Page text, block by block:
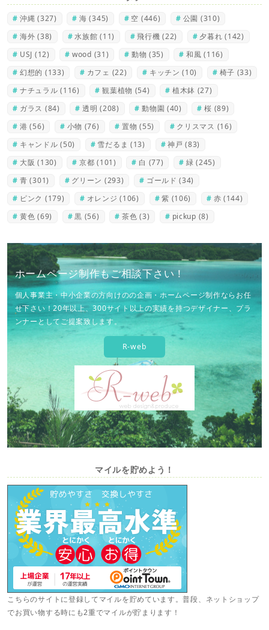
沖縄 (327) 海 (345) 空 (446) 公園 (310)
海外 (38) 水族館 (11) 飛行機 (22) 夕暮れ (142)
USJ (12) wood (31) 動物 (35) 和風 (116)
幻想的 (133) カフェ (22) キッチン (10) 椅子 (33)
ナチュラル (116) 観葉植物 (54) 植木鉢 (27)
ガラス (84) 透明 (208) 動物園 (40) 桜 (89)
港 (56) 小物 (76) 置物 (55) クリスマス (16)
キャンドル (50) 雪だるま (13) 神戸 (83)
大阪 (130) 京都 (101) 白 (77) 緑 (245)
青 (301) グリーン (293) ゴールド (34)
ピンク (179) オレンジ (106) 紫 (106) 赤 (144)
黄色 (69) 黒 (56) 茶色 (3) pickup (8)
ホームページ制作もご相談下さい！
個人事業主・中小企業の方向けのの企画・ホームページ制作ならお任
せ下さい！20年以上、300サイト以上の実績を持つデザイナー、プラ
ンナーとしてご提案致します。
R-web
マイルを貯めよう！
こちらのサイトに登録してマイルを貯めています。普段、ネットショップ
でお買い物する時にも2重でマイルが貯まります！